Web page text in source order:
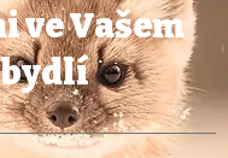
ve Vašem